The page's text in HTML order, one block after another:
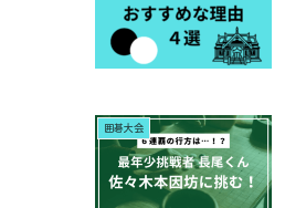
囲碁大会